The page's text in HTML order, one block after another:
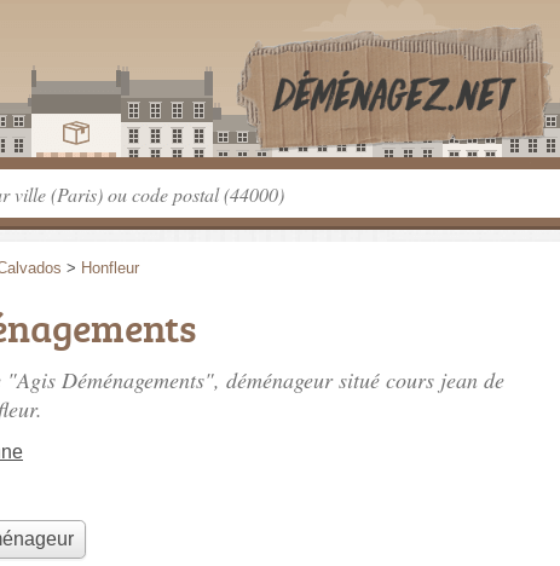
> Honfleur
"Agis Déménagements", déménageur situé cours jean de